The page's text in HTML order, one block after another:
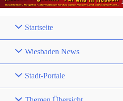
Startseite
Wiesbaden News
Stadt-Portale